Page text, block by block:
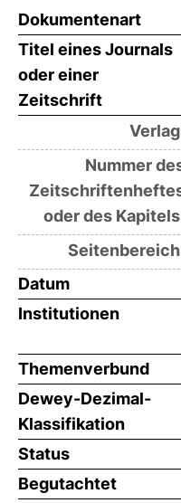
Dokumentenart
Titel eines Journals
oder einer
Zeitschrift
Nummer
oder des
Datum
Institutionen
Themenverbund
Dewey-Dezimal-
Klassifikation
Status
Begutachtet